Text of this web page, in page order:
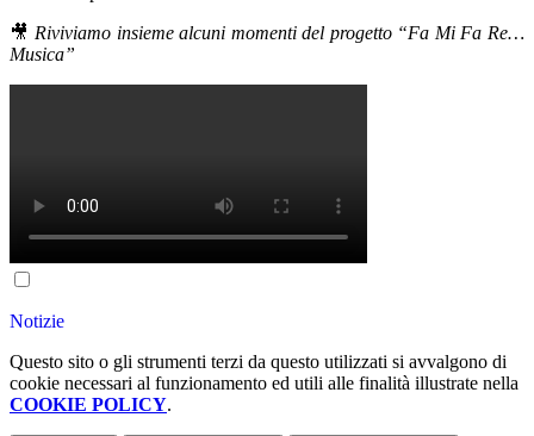
🎥 Riviviamo insieme alcuni momenti del progetto “Fa Mi Fa Re…
Musica”
Notizie
Questo sito o gli strumenti terzi da questo utilizzati si avvalgono di
cookie necessari al funzionamento ed utili alle finalità illustrate nella
COOKIE POLICY.